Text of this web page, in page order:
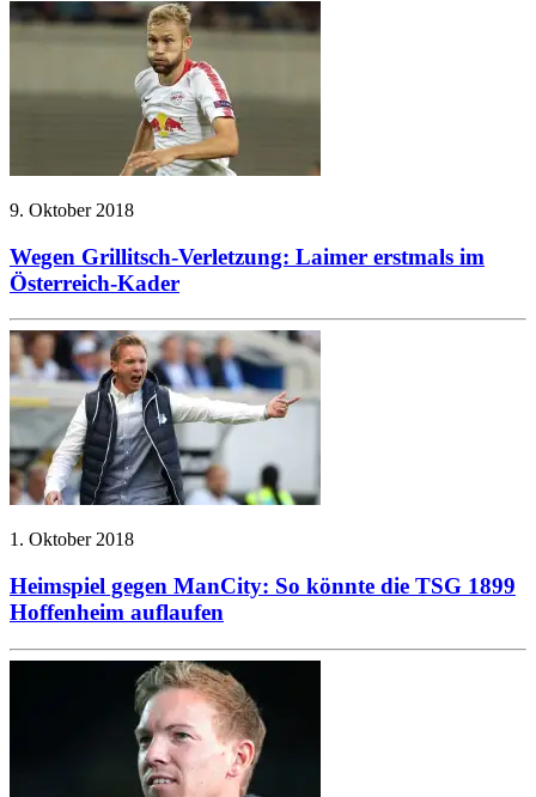
9. Oktober 2018
Wegen Grillitsch-Verletzung: Laimer erstmals im
Österreich-Kader
1. Oktober 2018
Heimspiel gegen ManCity: So könnte die TSG 1899
Hoffenheim auflaufen